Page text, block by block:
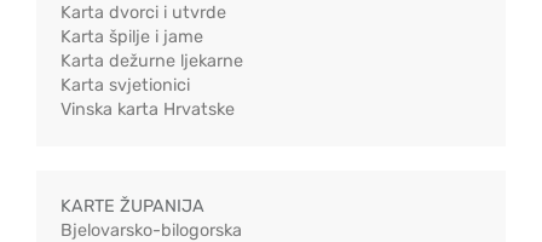
Karta dvorci i utvrde
Karta špilje i jame
Karta dežurne ljekarne
Karta svjetionici
Vinska karta Hrvatske
KARTE ŽUPANIJA
Bjelovarsko-bilogorska